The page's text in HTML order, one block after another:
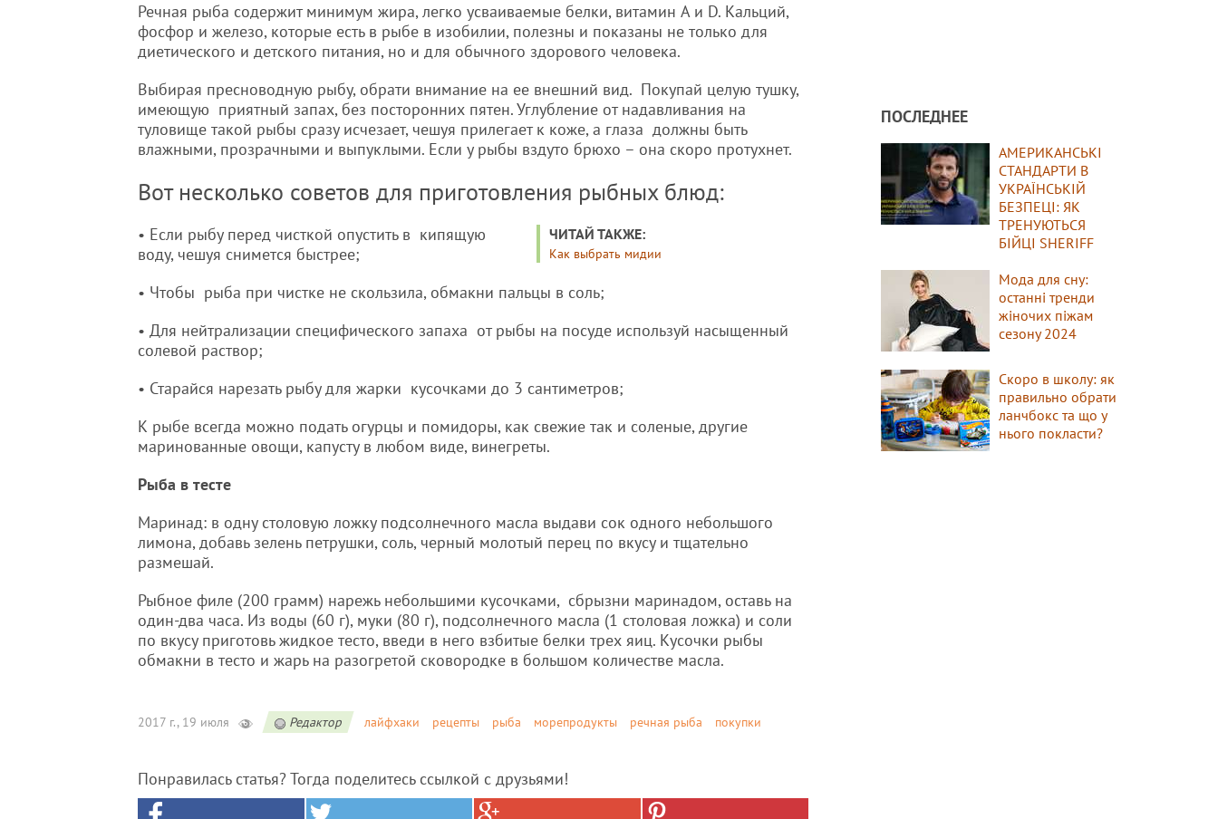
Речная рыба содержит минимум жира, легко усваиваемые белки, витамин A и D. Кальций,
фосфор и железо, которые есть в рыбе в изобилии, полезны и показаны не только для
диетического и детского питания, но и для обычного здорового человека.
Выбирая пресноводную рыбу, обрати внимание на ее внешний вид. Покупай целую тушку,
имеющую приятный запах, без посторонних пятен. Углубление от надавливания на
туловище такой рыбы сразу исчезает, чешуя прилегает к коже, а глаза должны быть
влажными, прозрачными и выпуклыми. Если у рыбы вздуто брюхо – она скоро протухнет.
Вот несколько советов для приготовления рыбных блюд:
ЧИТАЙ ТАКЖЕ:
Как выбрать мидии
• Если рыбу перед чисткой опустить в кипящую
воду, чешуя снимется быстрее;
• Чтобы рыба при чистке не скользила, обмакни пальцы в соль;
• Для нейтрализации специфического запаха от рыбы на посуде используй насыщенный
солевой раствор;
• Старайся нарезать рыбу для жарки кусочками до 3 сантиметров;
К рыбе всегда можно подать огурцы и помидоры, как свежие так и соленые, другие
маринованные овощи, капусту в любом виде, винегреты.
Рыба в тесте
Маринад: в одну столовую ложку подсолнечного масла выдави сок одного небольшого
лимона, добавь зелень петрушки, соль, черный молотый перец по вкусу и тщательно
размешай.
Рыбное филе (200 грамм) нарежь небольшими кусочками, сбрызни маринадом, оставь на
один-два часа. Из воды (60 г), муки (80 г), подсолнечного масла (1 столовая ложка) и соли
по вкусу приготовь жидкое тесто, введи в него взбитые белки трех яиц. Кусочки рыбы
обмакни в тесто и жарь на разогретой сковородке в большом количестве масла.
2017 г., 19 июля Редактор лайфхаки рецепты рыба морепродукты речная рыба покупки
Понравилась статья? Тогда поделитесь ссылкой с друзьями!
ПОСЛЕДНЕЕ
АМЕРИКАНСЬКІ
СТАНДАРТИ В
УКРАЇНСЬКІЙ
БЕЗПЕЦІ: ЯК
ТРЕНУЮТЬСЯ
БІЙЦІ SHERIFF
Мода для сну:
останні тренди
жіночих піжам
сезону 2024
Скоро в школу: як
правильно обрати
ланчбокс та що у
нього покласти?